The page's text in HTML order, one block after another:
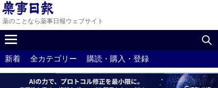
薬のことなら薬事日報ウェブサイト
新着 全カテゴリー 購読・購入・登録